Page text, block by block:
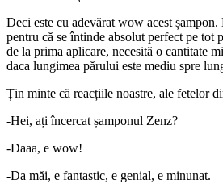
Deci este cu adevărat wow acest
pentru că se întinde absolut perfect pe tot
de la prima aplicare, necesită o cantitate
daca lungimea părului este mediu spre
Țin minte că reacțiile noastre, ale fetelor
-Hei, ați încercat șamponul Zenz?
-Daaa, e wow!
-Da măi, e fantastic, e genial, e minunat.